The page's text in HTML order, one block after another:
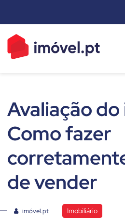
content
Avaliação
Como fazer
de vender
imóvel.pt Imobiliário